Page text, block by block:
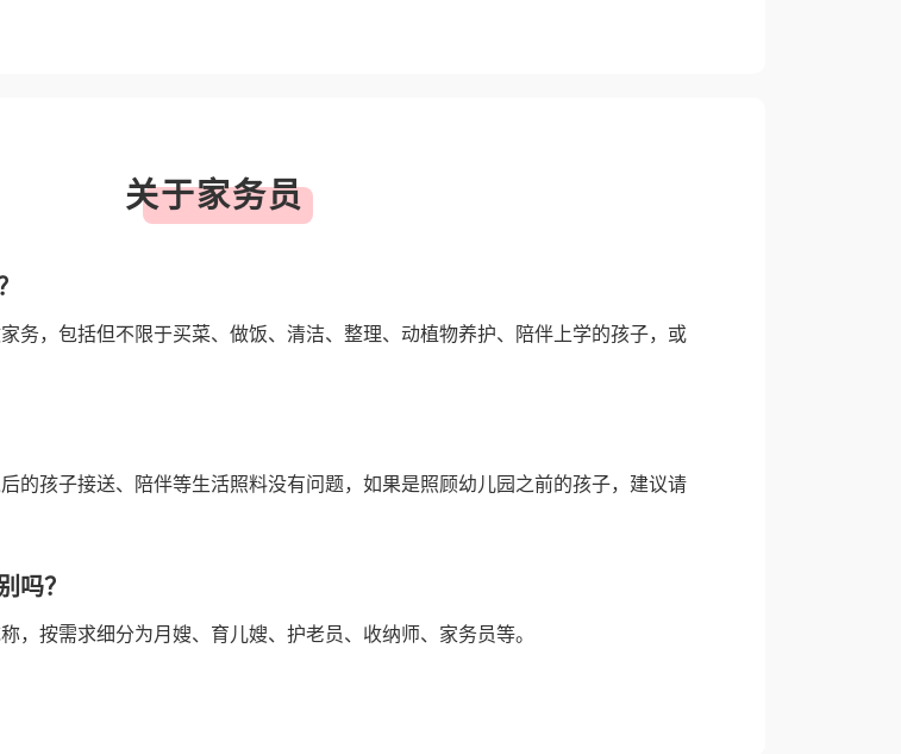
关于家务员
务，包括但不限于买菜、做饭、清洁、整理、动植物养护、陪伴上学的孩子，或
的孩子接送、陪伴等生活照料没有问题，如果是照顾幼儿园之前的孩子，建议请
吗？
，按需求细分为月嫂、育儿嫂、护老员、收纳师、家务员等。